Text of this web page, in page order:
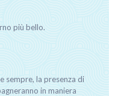
più bello.
sempre, la presenza di
in maniera